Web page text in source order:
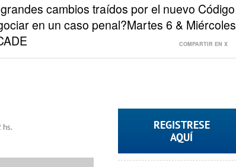
cambios traídos por el nuevo Código
en un caso penal?Martes 6 & Miércoles
COMPARTIR EN X
hs.
REGISTRESE
AQUÍ